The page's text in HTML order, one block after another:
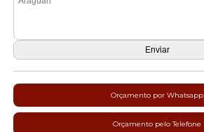
Orçamento por Whatsapp
Orçamento pelo Telefone